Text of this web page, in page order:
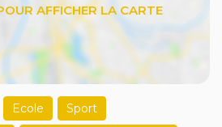
Ecole
Sport